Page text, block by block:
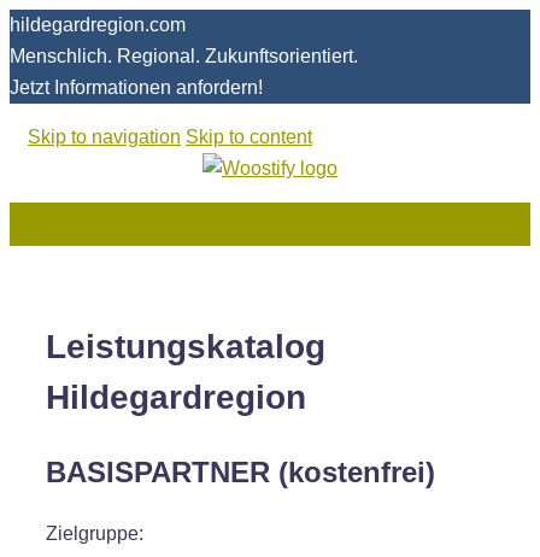
hildegardregion.com
Menschlich. Regional. Zukunftsorientiert.
Jetzt Informationen anfordern!
Skip to navigation Skip to content
Leistungskatalog
Hildegardregion
BASISPARTNER (kostenfrei)
Zielgruppe: